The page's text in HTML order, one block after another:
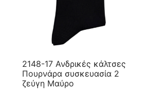
2148-17 Ανδρικές κάλτσες
Πουρνάρα συσκευασία 2
ζεύγη Μαύρο